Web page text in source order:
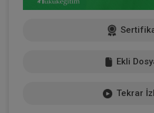
Ekli
Tekrar